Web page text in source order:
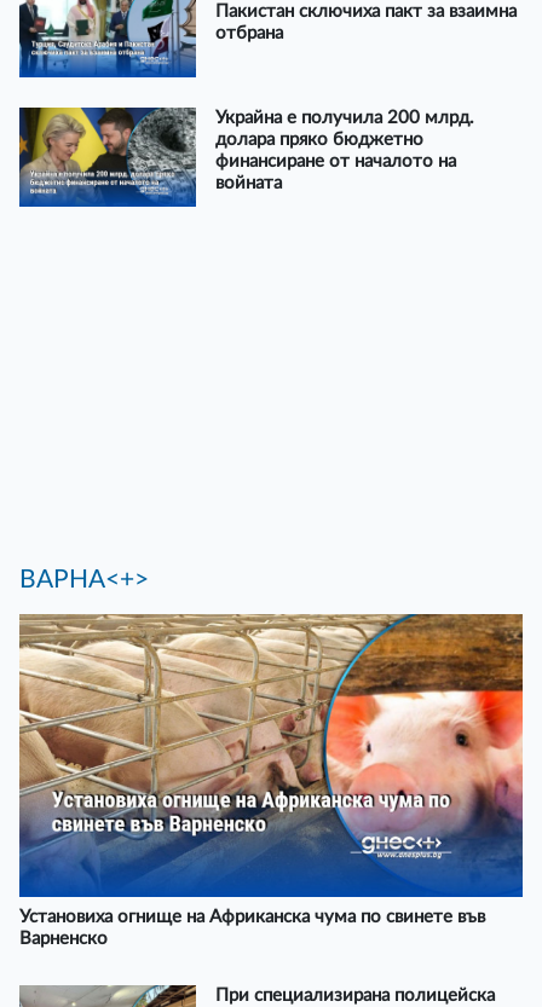
Пакистан сключиха пакт за взаимна
отбрана
Украйна е получила 200 млрд.
долара пряко бюджетно
финансиране от началото на
войната
ВАРНА<+>
Установиха огнище на Африканска чума по свинете във
Варненско
При специализирана полицейска